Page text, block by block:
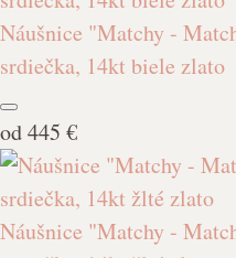
Náušnice "Matchy -
srdiečka, 14kt biele zlato
od445 €
Náušnice "Matchy -